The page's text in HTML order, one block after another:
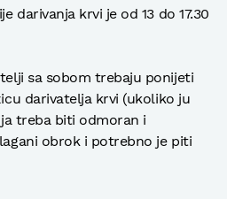
darivanja krvi je od 13 do 17.30
sa sobom trebaju ponijeti
darivatelja krvi (ukoliko ju
treba biti odmoran i
obrok i potrebno je piti